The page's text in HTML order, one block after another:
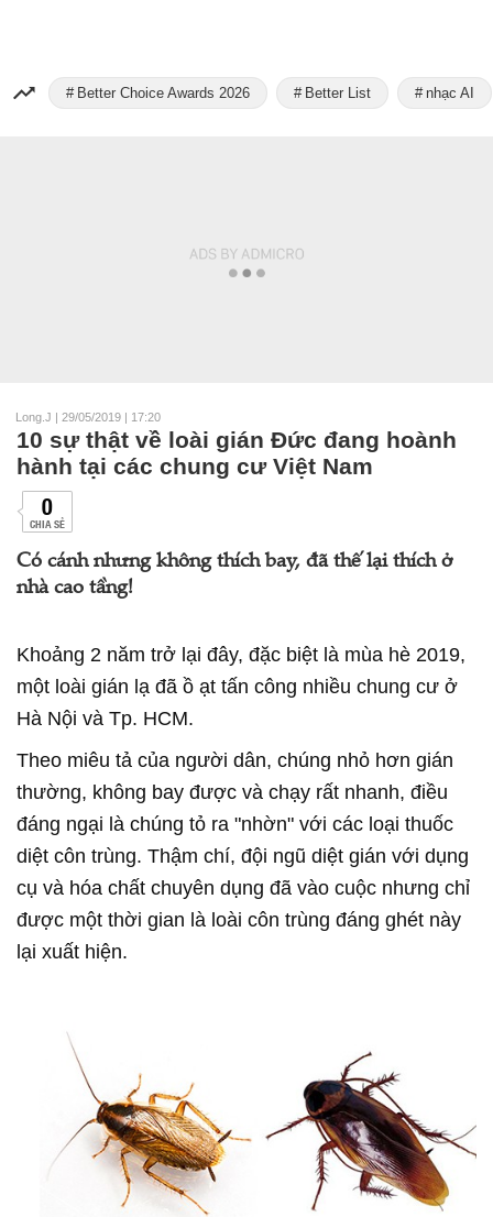
Better Choice Awards 2026 Better List nhạc AI
Long.J | 29/05/2019 | 17:20
10 sự thật về loài gián Đức đang hoành
hành tại các chung cư Việt Nam
0
CHIA SẺ
Có cánh nhưng không thích bay, đã thế lại thích ở
nhà cao tầng!
Khoảng 2 năm trở lại đây, đặc biệt là mùa hè 2019,
một loài gián lạ đã ồ ạt tấn công nhiều chung cư ở
Hà Nội và Tp. HCM.
Theo miêu tả của người dân, chúng nhỏ hơn gián
thường, không bay được và chạy rất nhanh, điều
đáng ngại là chúng tỏ ra "nhờn" với các loại thuốc
diệt côn trùng. Thậm chí, đội ngũ diệt gián với dụng
cụ và hóa chất chuyên dụng đã vào cuộc nhưng chỉ
được một thời gian là loài côn trùng đáng ghét này
lại xuất hiện.